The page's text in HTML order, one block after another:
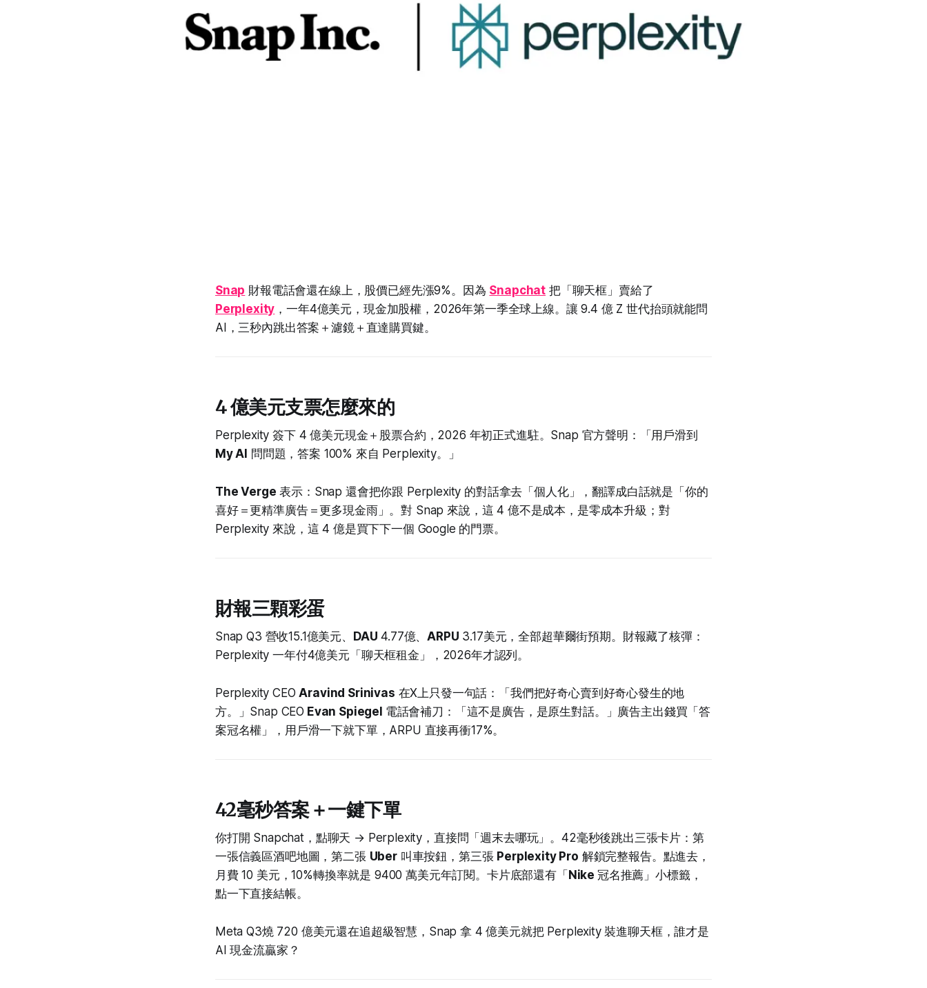
Snap 財報電話會還在線上，股價已經先漲9%。因為 Snapchat 把「聊天框」賣給了
Perplexity ，一年4億美元，現金加股權，2026年第一季全球上線。讓 9.4 億 Z 世代抬頭就能問
AI，三秒內跳出答案＋濾鏡＋直達購買鍵。
4 億美元支票怎麼來的
Perplexity 簽下 4 億美元現金＋股票合約，2026 年初正式進駐。Snap 官方聲明：「用戶滑到
My AI 問問題，答案 100% 來自 Perplexity。」
The Verge 表示：Snap 還會把你跟 Perplexity 的對話拿去「個人化」，翻譯成白話就是「你的
喜好＝更精準廣告＝更多現金雨」。對 Snap 來說，這 4 億不是成本，是零成本升級；對
Perplexity 來說，這 4 億是買下下一個 Google 的門票。
財報三顆彩蛋
Snap Q3 營收15.1億美元、 DAU 4.77億、ARPU 3.17美元，全部超華爾街預期。財報藏了核彈：
Perplexity 一年付4億美元「聊天框租金」，2026年才認列。
Perplexity CEOAravind Srinivas 在X上只發一句話：「我們把好奇心賣到好奇心發生的地
方。」Snap CEO Evan Spiegel 電話會補刀：「這不是廣告，是原生對話。」廣告主出錢買「答
案冠名權」，用戶滑一下就下單，ARPU 直接再衝17%。
42毫秒答案＋一鍵下單
你打開 Snapchat，點聊天 → Perplexity，直接問「週末去哪玩」。42毫秒後跳出三張卡片：第
一張信義區酒吧地圖，第二張 Uber叫車按鈕，第三張 Perplexity Pro 解鎖完整報告。點進去，
月費 10 美元，10%轉換率就是 9400 萬美元年訂閱。卡片底部還有「 Nike 冠名推薦」小標籤，
點一下直接結帳。
Meta Q3燒 720 億美元還在追超級智慧，Snap 拿 4 億美元就把 Perplexity 裝進聊天框，誰才是
AI 現金流贏家？